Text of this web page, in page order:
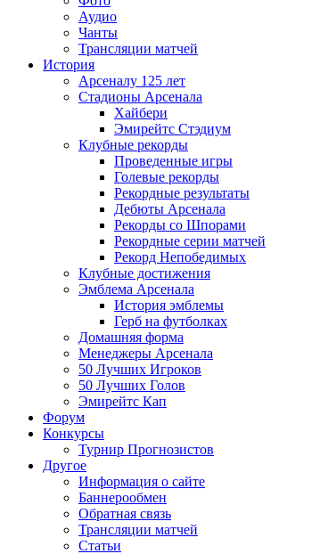
Аудио
Чанты
Трансляции матчей
История
Арсеналу 125 лет
Стадионы Арсенала
Хайбери
Эмирейтс Стэдиум
Клубные рекорды
Проведенные игры
Голевые рекорды
Рекордные результаты
Дебюты Арсенала
Рекорды со Шпорами
Рекордные серии матчей
Рекорд Непобедимых
Клубные достижения
Эмблема Арсенала
История эмблемы
Герб на футболках
Домашняя форма
Менеджеры Арсенала
50 Лучших Игроков
50 Лучших Голов
Эмирейтс Кап
Форум
Конкурсы
Турнир Прогнозистов
Другое
Информация о сайте
Баннерообмен
Обратная связь
Трансляции матчей
Статьи